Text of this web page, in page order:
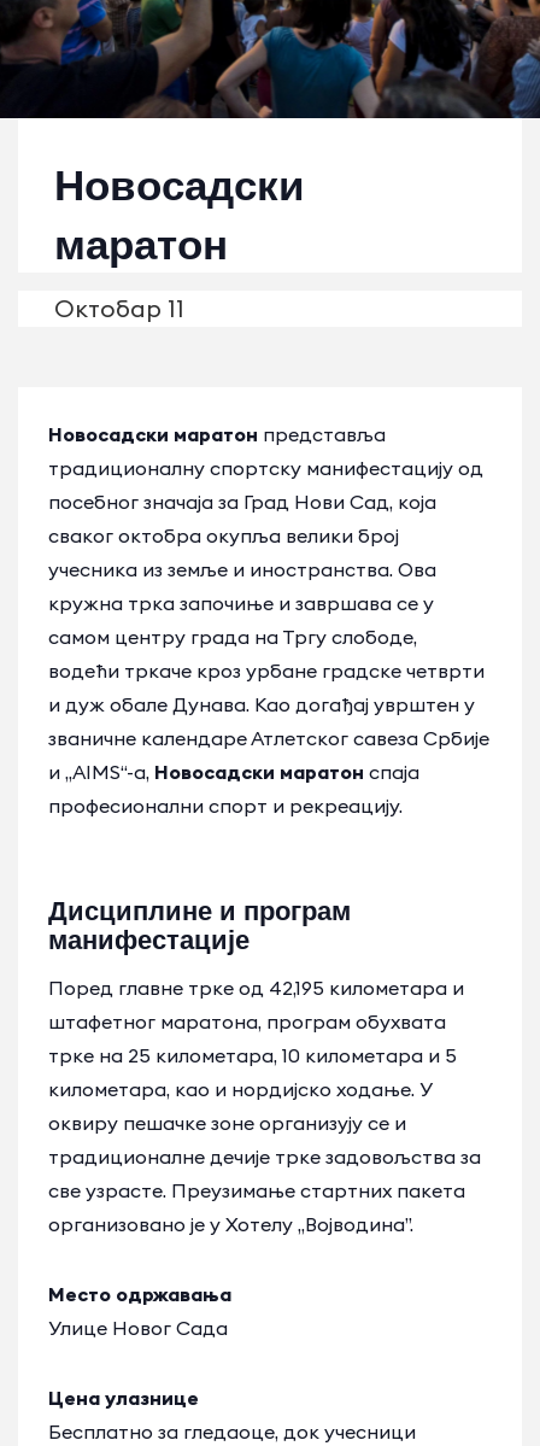
Новосадски
маратон
Октобар 11
Новосадски маратон представља
традиционалну спортску манифестацију од
посебног значаја за Град Нови Сад, која
сваког октобра окупља велики број
учесника из земље и иностранства. Ова
кружна трка започиње и завршава се у
самом центру града на Тргу слободе,
водећи тркаче кроз урбане градске четврти
и дуж обале Дунава. Као догађај уврштен у
званичне календаре Атлетског савеза Србије
и „AIMS“-а, Новосадски маратон спаја
професионални спорт и рекреацију.
Дисциплине и програм
манифестације
Поред главне трке од 42,195 километара и
штафетног маратона, програм обухвата
трке на 25 километара, 10 километара и 5
километара, као и нордијско ходање. У
оквиру пешачке зоне организују се и
традиционалне дечије трке задовољства за
све узрасте. Преузимање стартних пакета
организовано је у Хотелу „Војводина”.
Место одржавања
Улице Новог Сада
Цена улазнице
Бесплатно за гледаоце, док учесници